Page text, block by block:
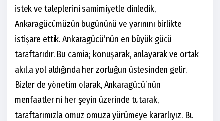
istek ve taleplerini samimiyetle dinledik,
Ankaragücümüzün bugününü ve yarınını birlikte
istişare ettik. Ankaragücü’nün en büyük gücü
taraftarıdır. Bu camia; konuşarak, anlayarak ve ortak
akılla yol aldığında her zorluğun üstesinden gelir.
Bizler de yönetim olarak, Ankaragücü’nün
menfaatlerini her şeyin üzerinde tutarak,
taraftarımızla omuz omuza yürümeye kararlıyız. Bu